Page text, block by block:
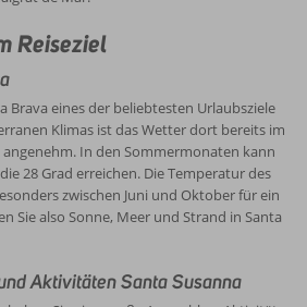
Reiseziel
Brava eines der beliebtesten Urlaubsziele
Klimas ist das Wetter dort bereits im
In den Sommermonaten kann
28 Grad erreichen. Die Temperatur des
zwischen Juni und Oktober für ein
Sie also Sonne, Meer und Strand in Santa
Aktivitäten Santa Susanna